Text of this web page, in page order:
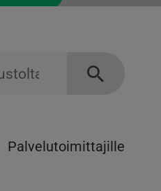
Palvelu­toimittajille